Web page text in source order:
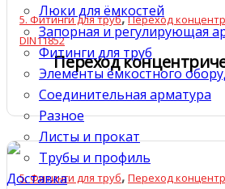
Люки для ёмкостей
Запорная и регулирующая
Фитинги для труб
Элементы ёмкостного
Соединительная арматура
Разное
Листы и прокат
Трубы и профиль
Доставка
5. Фитинги для труб,Переход
DIN11852
Переход
5. Фитинги для труб, Переход